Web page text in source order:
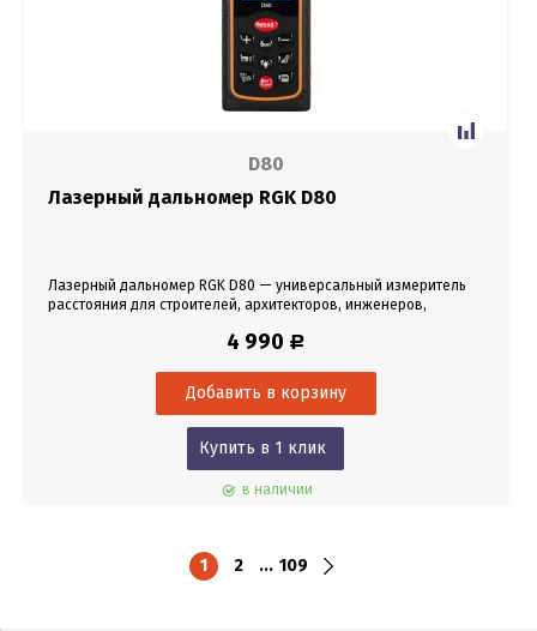
D80
Лазерный дальномер RGK D80
Лазерный дальномер RGK D80 — универсальный измеритель
расстояния для строителей, архитекторов, инженеров,
планами помещений, зданий и придомных районов.
4 990 Р
Купить в 1 клик
в наличии
1 2 ... 109